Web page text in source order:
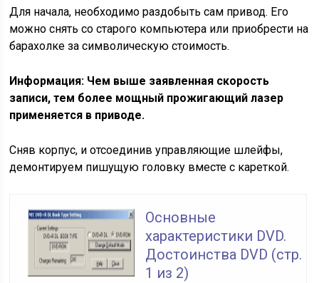
Для начала, необходимо раздобыть сам привод. Его
можно снять со старого компьютера или приобрести на
барахолке за символическую стоимость.
Информация: Чем выше заявленная скорость
записи, тем более мощный прожигающий лазер
применяется в приводе.
Сняв корпус, и отсоединив управляющие шлейфы,
демонтируем пишущую головку вместе с кареткой.
Основные
характеристики DVD.
Достоинства DVD (стр.
1 из 2)